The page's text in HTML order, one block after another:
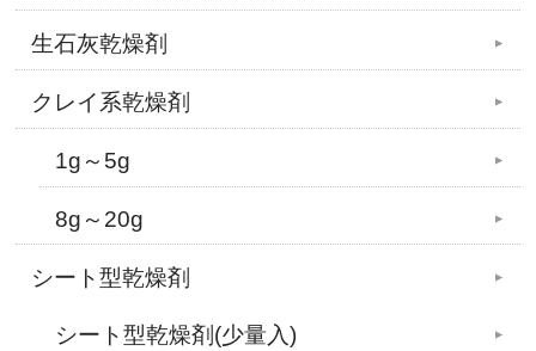
生石灰乾燥剤
クレイ系乾燥剤
1g～5g
8g～20g
シート型乾燥剤
シート型乾燥剤(少量入)